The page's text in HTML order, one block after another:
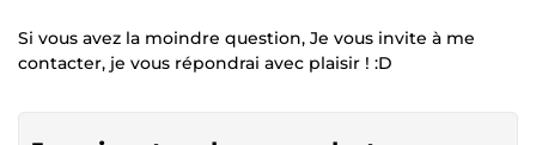
Si vous avez la moindre question, Je vous invite à me
contacter, je vous répondrai avec plaisir ! :D